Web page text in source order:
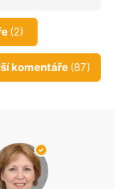
(2)
komentáře (87)